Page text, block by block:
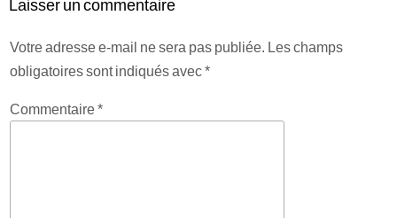
Laisser un commentaire
Votre adresse e-mail ne sera pas publiée. Les champs
obligatoires sont indiqués avec*
Commentaire*